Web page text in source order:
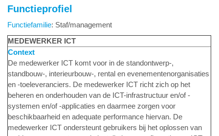
Functieprofiel
Functiefamilie: Staf/management
MEDEWERKER ICT
Context
De medewerker ICT komt voor in de standontwerp-,
standbouw-, interieurbouw-, rental en evenementenorganisaties
en ‑toeleveranciers. De medewerker ICT richt zich op het
beheren en onderhouden van de ICT-infrastructuur en/of -
systemen en/of ‑applicaties en daarmee zorgen voor
beschikbaarheid en adequate performance hiervan. De
medewerker ICT ondersteunt gebruikers bij het oplossen van